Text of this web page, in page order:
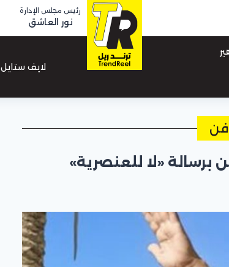
رئيس مجلس الإدارة
نور العاشق
لايف ستايل
فن
«لا للعنصرية»